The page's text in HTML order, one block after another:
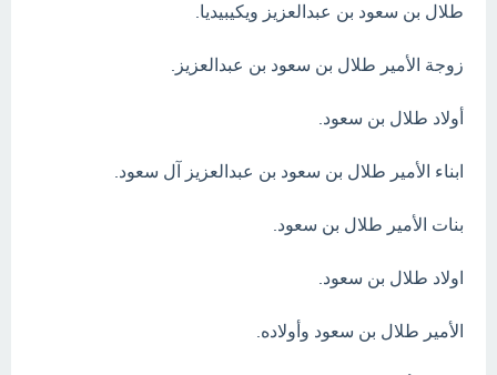
طلال بن سعود بن عبدالعزيز ويكيبيديا.
زوجة الأمير طلال بن سعود بن عبدالعزيز.
أولاد طلال بن سعود.
ابناء الأمير طلال بن سعود بن عبدالعزيز آل سعود.
بنات الأمير طلال بن سعود.
اولاد طلال بن سعود.
الأمير طلال بن سعود وأولاده.